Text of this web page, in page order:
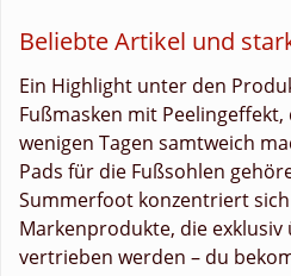
Beliebte Artikel und
Ein Highlight unter den
Fußmasken mit
wenigen Tagen samtweich
Pads für die Fußsohlen
Summerfoot konzentriert
Markenprodukte, die exklusiv
vertrieben werden – du